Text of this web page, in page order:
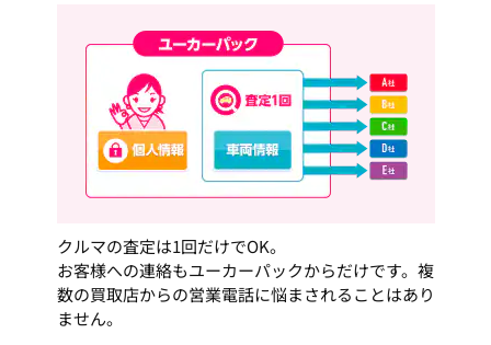
クルマの査定は1回だけでOK。
お客様への連絡もユーカーパックからだけです。複
数の買取店からの営業電話に悩まされることはあり
ません。